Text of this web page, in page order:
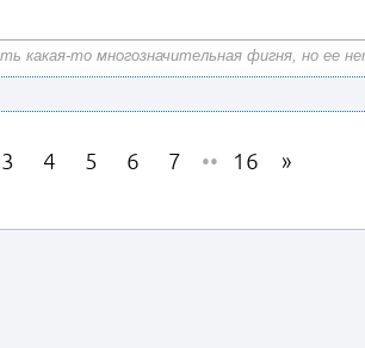
какая-то многозначительная фигня, но ее
3 4 5 6 7 •• 16